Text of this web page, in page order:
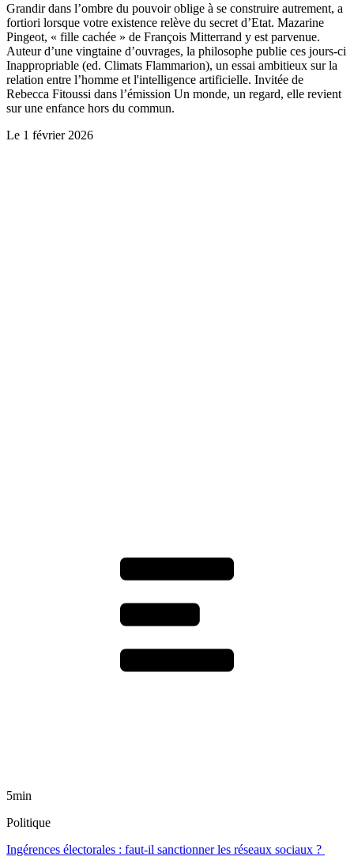
Grandir dans l’ombre du pouvoir oblige à se construire autrement, a
fortiori lorsque votre existence relève du secret d’Etat. Mazarine
Pingeot, « fille cachée » de François Mitterrand y est parvenue.
Auteur d’une vingtaine d’ouvrages, la philosophe publie ces jours-ci
Inappropriable (ed. Climats Flammarion), un essai ambitieux sur la
relation entre l’homme et l'intelligence artificielle. Invitée de
Rebecca Fitoussi dans l’émission Un monde, un regard, elle revient
sur une enfance hors du commun.
Le 1 février 2026
5min
Politique
Ingérences électorales : faut-il sanctionner les réseaux sociaux ?